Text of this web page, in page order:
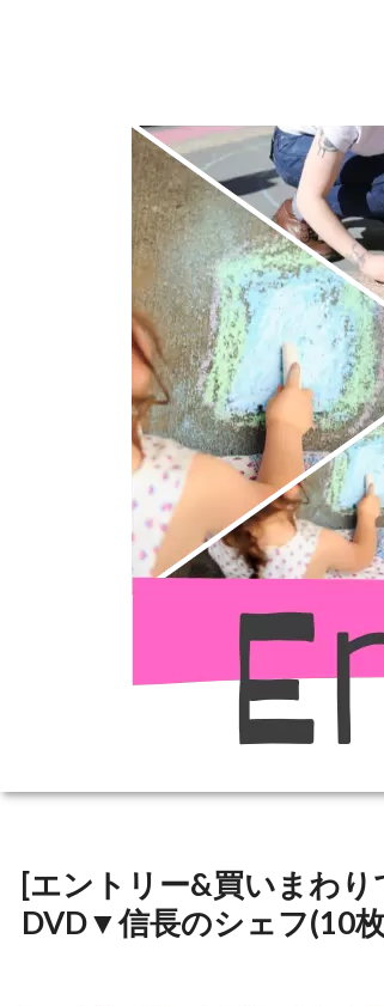
[エントリー&買いまわり
DVD▼信長のシェフ(10